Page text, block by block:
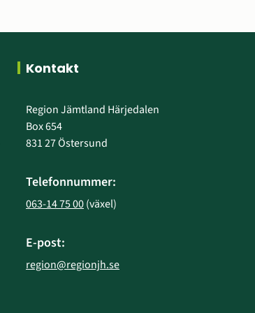
Kontakt
Region Jämtland Härjedalen
Box 654
831 27 Östersund
Telefonnummer:
063-14 75 00 (växel)
E-post:
region@regionjh.se